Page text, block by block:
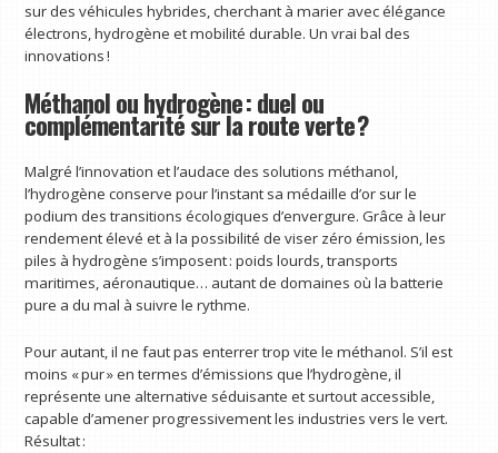
sur des véhicules hybrides, cherchant à marier avec élégance
électrons, hydrogène et mobilité durable. Un vrai bal des
innovations !
Méthanol ou hydrogène : duel ou
complémentarité sur la route verte ?
Malgré l’innovation et l’audace des solutions méthanol,
l’hydrogène conserve pour l’instant sa médaille d’or sur le
podium des transitions écologiques d’envergure. Grâce à leur
rendement élevé et à la possibilité de viser zéro émission, les
piles à hydrogène s’imposent : poids lourds, transports
maritimes, aéronautique… autant de domaines où la batterie
pure a du mal à suivre le rythme.
Pour autant, il ne faut pas enterrer trop vite le méthanol. S’il est
moins « pur » en termes d’émissions que l’hydrogène, il
représente une alternative séduisante et surtout accessible,
capable d’amener progressivement les industries vers le vert.
Résultat :